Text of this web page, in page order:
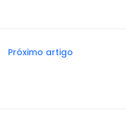
Próximo artigo